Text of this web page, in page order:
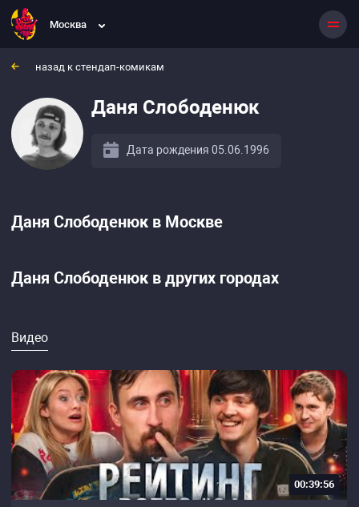
Москва
назад к стендап-комикам
Даня Слободенюк
Дата рождения 05.06.1996
Даня Слободенюк в Москве
Даня Слободенюк в других городах
Видео
00:39:56